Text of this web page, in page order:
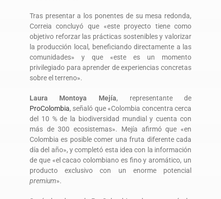
Tras presentar a los ponentes de su mesa redonda,
Correia concluyó que «este proyecto tiene como
objetivo reforzar las prácticas sostenibles y valorizar
la producción local, beneficiando directamente a las
comunidades» y que «este es un momento
privilegiado para aprender de experiencias concretas
sobre el terreno».
Laura Montoya Mejía, representante de
ProColombia, señaló que «Colombia concentra cerca
del 10 % de la biodiversidad mundial y cuenta con
más de 300 ecosistemas». Mejía afirmó que «en
Colombia es posible comer una fruta diferente cada
día del año», y completó esta idea con la información
de que «el cacao colombiano es fino y aromático, un
producto exclusivo con un enorme potencial
premium».